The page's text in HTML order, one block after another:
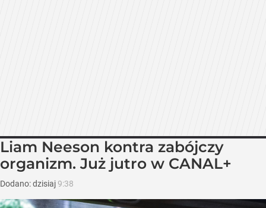
Liam Neeson kontra zabójczy
organizm. Już jutro w CANAL+
Dodano:dzisiaj 9:38